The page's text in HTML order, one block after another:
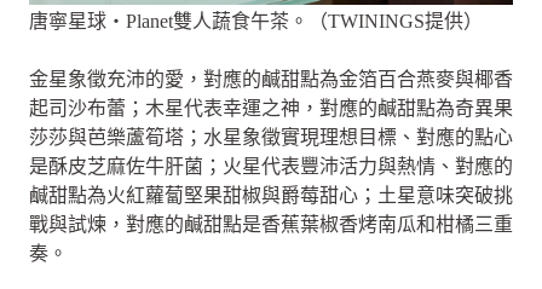
唐寧星球‧Planet雙人蔬食午茶。（TWININGS提供）
金星象徵充沛的愛，對應的鹹甜點為金箔百合燕麥與椰香
起司沙布蕾；木星代表幸運之神，對應的鹹甜點為奇異果
莎莎與芭樂蘆筍塔；水星象徵實現理想目標、對應的點心
是酥皮芝麻佐牛肝菌；火星代表豐沛活力與熱情、對應的
鹹甜點為火紅蘿蔔堅果甜椒與爵莓甜心；土星意味突破挑
戰與試煉，對應的鹹甜點是香蕉葉椒香烤南瓜和柑橘三重
奏。